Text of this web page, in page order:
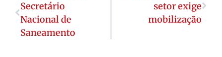
Secretário
Nacional de
Saneamento
setor exige
mobilização